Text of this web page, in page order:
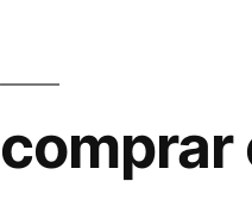
comprar